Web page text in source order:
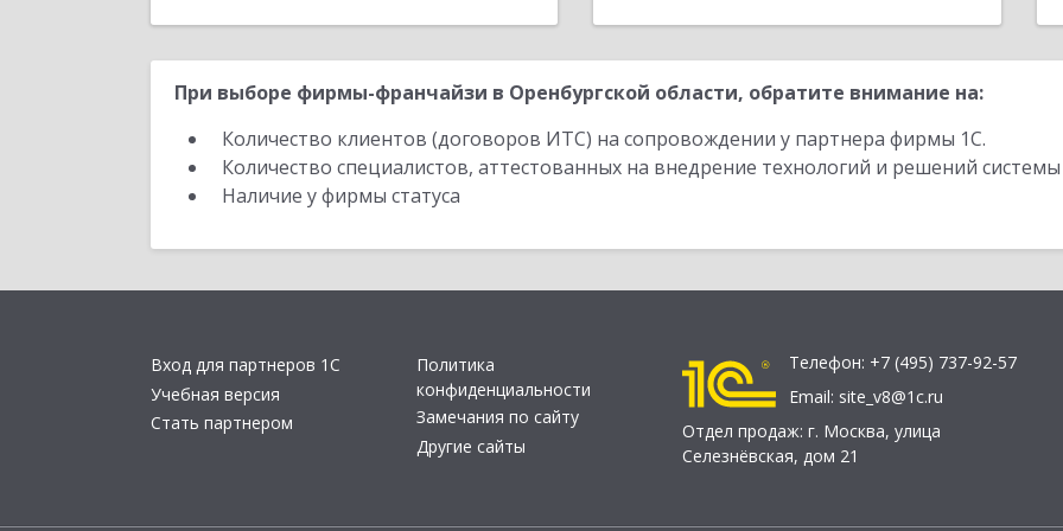
При выборе фирмы-франчайзи в Оренбургской области, обратите внимание на:
Количество клиентов (договоров ИТС) на сопровождении у партнера фирмы 1С.
Количество специалистов, аттестованных на внедрение технологий и решений
Наличие у фирмы статуса
Вход для партнеров 1С
Учебная версия
Стать партнером
Политика
конфиденциальности
Замечания по сайту
Другие сайты
Телефон: +7 (495) 737-92-57
Email: site_v8@1c.ru
Отдел продаж: г. Москва, улица
Селезнёвская, дом 21